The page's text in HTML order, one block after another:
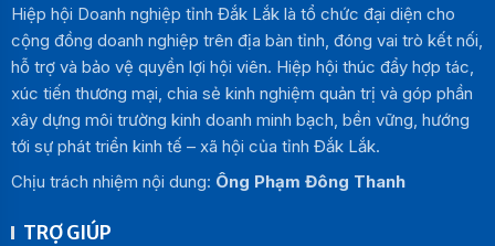
Hiệp hội Doanh nghiệp tỉnh Đắk Lắk là tổ chức đại diện cho
cộng đồng doanh nghiệp trên địa bàn tỉnh, đóng vai trò kết nối,
hỗ trợ và bảo vệ quyền lợi hội viên. Hiệp hội thúc đẩy hợp tác,
xúc tiến thương mại, chia sẻ kinh nghiệm quản trị và góp phần
xây dựng môi trường kinh doanh minh bạch, bền vững, hướng
tới sự phát triển kinh tế – xã hội của tỉnh Đắk Lắk.
Chịu trách nhiệm nội dung: Ông Phạm Đông Thanh
TRỢ GIÚP